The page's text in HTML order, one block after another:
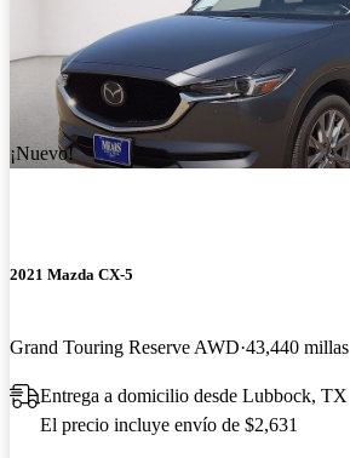
¡Nuevo!
2021 Mazda CX-5
Grand Touring Reserve AWD 43,440 millas
Entrega a domicilio desde Lubbock, TX
El precio incluye envío de $2,631